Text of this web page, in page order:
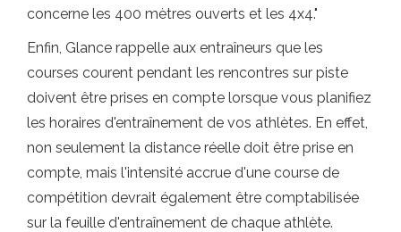
concerne les 400 mètres ouverts et les 4x4."
Enfin, Glance rappelle aux entraîneurs que les
courses courent pendant les rencontres sur piste
doivent être prises en compte lorsque vous planifiez
les horaires d'entraînement de vos athlètes. En effet,
non seulement la distance réelle doit être prise en
compte, mais l'intensité accrue d'une course de
compétition devrait également être comptabilisée
sur la feuille d'entraînement de chaque athlète.